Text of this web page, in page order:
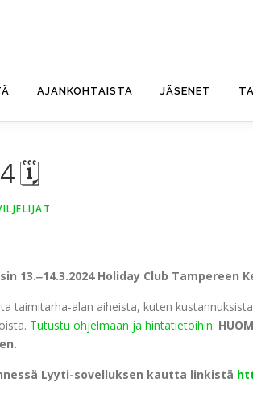
AJANKOHTAISTA JÄSENET
🗓
13.‒14.3.2024Holiday Club Tampereen
taimitarha-alan aiheista, kuten
Tutustu ohjelmaan ja hintatietoihin.
Lyyti-sovelluksen kautta linkistä